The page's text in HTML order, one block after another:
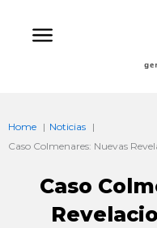
Home
Noticias
Caso Colmenares: Nuevas
Caso